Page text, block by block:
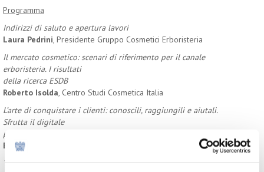
Programma
Indirizzi di saluto e apertura lavori
Laura Pedrini, Presidente Gruppo Cosmetici Erboristeria
Il mercato cosmetico: scenari di riferimento per il canale
erboristeria. I risultati
della ricerca ESDB
Roberto Isolda, Centro Studi Cosmetica Italia
L’arte di conquistare i clienti: conoscili, raggiungili e aiutali.
Sfrutta il digitale
per farli felici
Enrico Giubertoni
Tavola rotonda con la sala